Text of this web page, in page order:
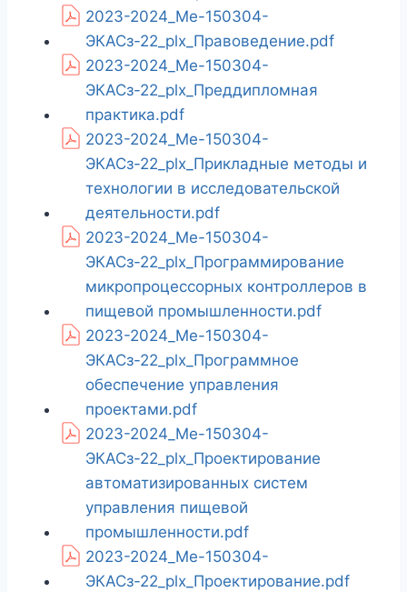
2023-2024_Ме-150304-
ЭКАСз-22_plx_Правоведение.pdf
2023-2024_Ме-150304-
ЭКАСз-22_plx_Преддипломная
практика.pdf
2023-2024_Ме-150304-
ЭКАСз-22_plx_Прикладные методы и
технологии в исследовательской
деятельности.pdf
2023-2024_Ме-150304-
ЭКАСз-22_plx_Программирование
микропроцессорных контроллеров в
пищевой промышленности.pdf
2023-2024_Ме-150304-
ЭКАСз-22_plx_Программное
обеспечение управления
проектами.pdf
2023-2024_Ме-150304-
ЭКАСз-22_plx_Проектирование
автоматизированных систем
управления пищевой
промышленности.pdf
2023-2024_Ме-150304-
ЭКАСз-22_plx_Проектирование.pdf